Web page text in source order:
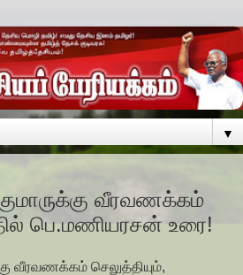
▼
வீரவணக்கம்
பெ.மணியரசன் உரை!
வீரவணக்கம் செலுத்தியும்,